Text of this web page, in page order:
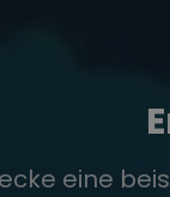
eine